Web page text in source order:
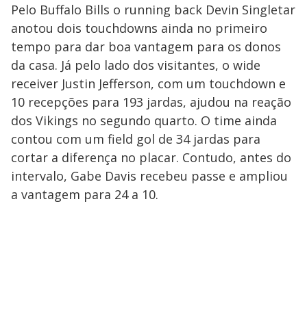
Pelo Buffalo Bills o running back Devin Singletar
anotou dois touchdowns ainda no primeiro
tempo para dar boa vantagem para os donos
da casa. Já pelo lado dos visitantes, o wide
receiver Justin Jefferson, com um touchdown e
10 recepções para 193 jardas, ajudou na reação
dos Vikings no segundo quarto. O time ainda
contou com um field gol de 34 jardas para
cortar a diferença no placar. Contudo, antes do
intervalo, Gabe Davis recebeu passe e ampliou
a vantagem para 24 a 10.